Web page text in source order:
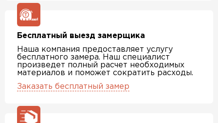
Бесплатный выезд замерщика
Наша компания предоставляет услугу
бесплатного замера. Наш специалист
произведет полный расчет необходимых
материалов и поможет сократить расходы.
Заказать бесплатный замер